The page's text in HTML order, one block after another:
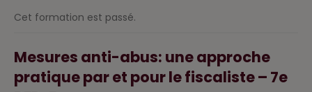
Cet formation est passé.
Mesures anti-abus: une approche
pratique par et pour le fiscaliste – 7e